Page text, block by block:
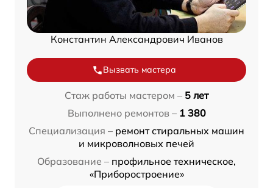
Константин Александрович Иванов
Вызвать мастера
Стаж работы мастером – 5 лет
Выполнено ремонтов – 1 380
Специализация – ремонт стиральных машин
и микроволновых печей
Образование – профильное техническое,
«Приборостроение»